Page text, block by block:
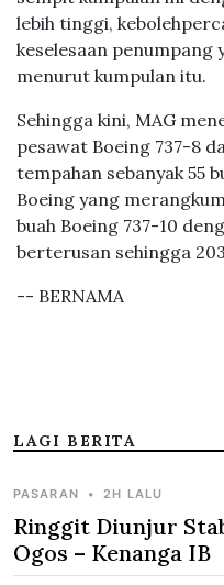
lebih tinggi,
keselesaan penumpang
menurut kumpulan itu.
Sehingga kini, MAG
pesawat Boeing 737-8
tempahan sebanyak 55
Boeing yang
buah Boeing 737-10
berterusan sehingga
-- BERNAMA
LAGI BERITA
PASARAN • 2H LALU
Ringgit Diunjur
Ogos – Kenanga IB